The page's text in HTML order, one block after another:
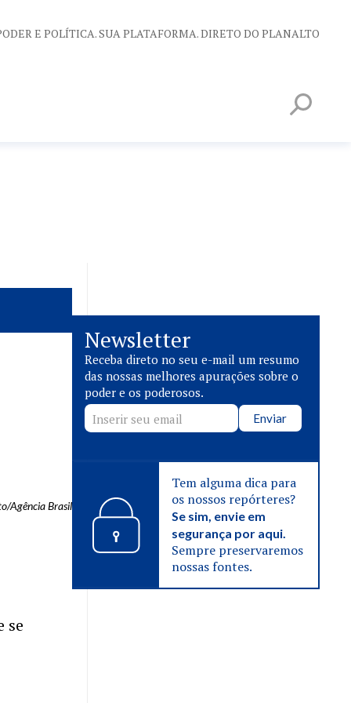
E POLÍTICA. SUA PLATAFORMA. DIRETO DO PLANALTO
Agência Brasil
se
Newsletter
Receba direto no seu e-mail um resumo
das nossas melhores apurações sobre o
poder e os poderosos.
Enviar
Tem alguma dica para
os nossos repórteres?
Se sim, envie em
segurança por aqui.
Sempre preservaremos
nossas fontes.